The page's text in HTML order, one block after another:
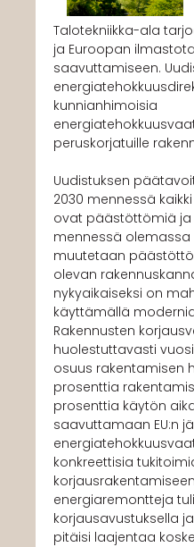
Talotekniikka-ala
ja Euroopan
saavuttamiseen.
kunnianhimoisia
peruskorjatuille
Uudistuksen
2030 mennessä
ovat päästöttömiä ja
mennessä
muutetaan
olevan
nykyaikaiseksi on
käyttämällä
Rakennusten
huolestuttavasti
osuus rakentamisen
prosenttia
prosenttia käytön
saavuttamaan EU:n
konkreettisia
energiaremontteja
korjausavustuksella
pitäisi laajentaa